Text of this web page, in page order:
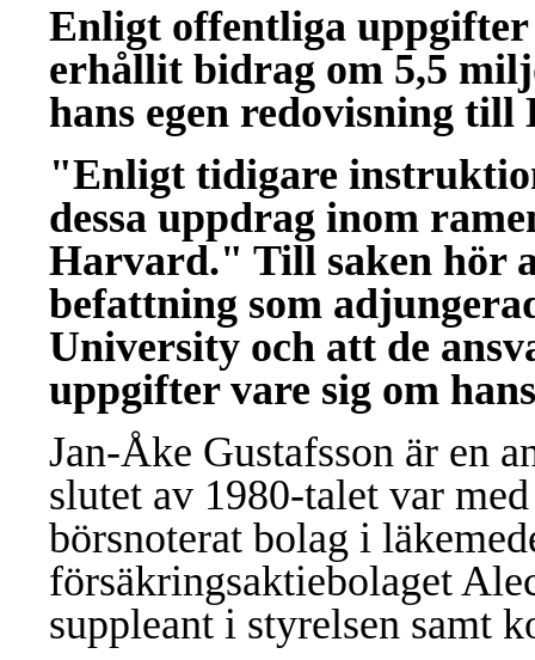
Enligt offentliga uppgifter
erhållit bidrag om 5,5
hans egen redovisning
"Enligt tidigare
dessa uppdrag inom
Harvard." Till saken hör
befattning som
University och att de
uppgifter vare sig om
Jan-Åke Gustafsson är en
slutet av 1980-talet var
börsnoterat bolag i
försäkringsaktiebolaget
suppleant i styrelsen samt